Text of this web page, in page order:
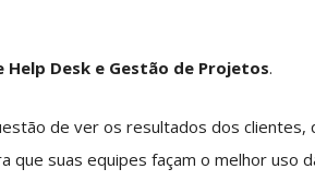
Desk e Gestão de Projetos.
de ver os resultados dos
que suas equipes façam o melhor uso